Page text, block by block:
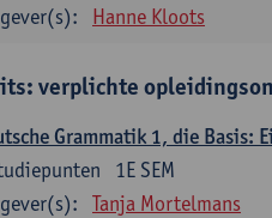
Hanne Kloots
verplichte
Grammatik 1, die Basis:
1E SEM
Tanja Mortelmans